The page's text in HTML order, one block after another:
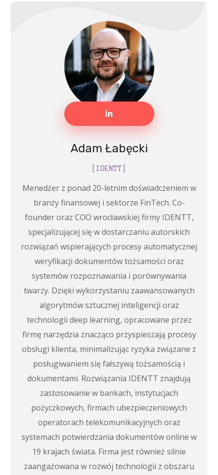
Adam Łabęcki
[IDENTT]
Menedżer z ponad 20-letnim doświadczeniem w
branży finansowej i sektorze FinTech. Co-
founder oraz COO wrocławskiej firmy IDENTT,
specjalizującej się w dostarczaniu autorskich
rozwiązań wspierających procesy automatycznej
weryfikacji dokumentów tożsamości oraz
systemów rozpoznawania i porównywania
twarzy. Dzięki wykorzystaniu zaawansowanych
algorytmów sztucznej inteligencji oraz
technologii deep learning, opracowane przez
firmę narzędzia znacząco przyspieszają procesy
obsługi klienta, minimalizując ryzyka związane z
posługiwaniem się fałszywą tożsamością i
dokumentami. Rozwiązania IDENTT znajdują
zastosowanie w bankach, instytucjach
pożyczkowych, firmach ubezpieczeniowych
operatorach telekomunikacyjnych oraz
systemach potwierdzania dokumentów online w
19 krajach świata. Firma jest również silnie
zaangażowana w rozwój technologii z obszaru